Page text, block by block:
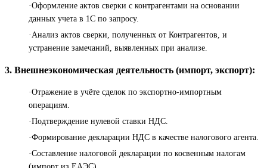
·Оформление актов сверки с контрагентами на основании
данных учета в 1С по запросу.
·Анализ актов сверки, полученных от Контрагентов, и
устранение замечаний, выявленных при анализе.
3. Внешнеэкономическая деятельность (импорт, экспорт):
·Отражение в учёте сделок по экспортно-импортным
операциям.
·Подтверждение нулевой ставки НДС.
·Формирование декларации НДС в качестве налогового агента.
·Составление налоговой декларации по косвенным налогам